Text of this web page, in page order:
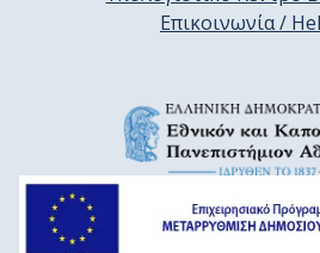
Επικοινωνία /